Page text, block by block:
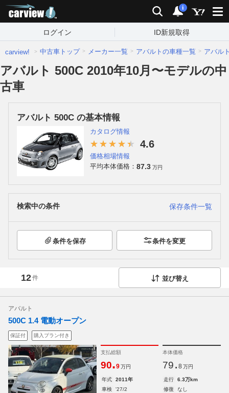
検索 通知
i
ログイン ID新規取得
carview! 中古車トップ メーカー一覧 アバルトの車種一覧 アバル
アバルト 500C 2010年10月〜モデルの中
古車
アバルト 500C の基本情報
カタログ情報
4.6
価格相場情報
平均本体価格： 87.3 万円
検索中の条件 保存条件一覧
条件を保存 条件を変更
12件 並び替え
アバルト
500C 1.4 電動オープン
保証付 購入プラン付き
支払総額
90.9 万円
本体価格
79. 8 万円
年式 2011年 走行
6.3万km
車検
'27/2 修復
なし